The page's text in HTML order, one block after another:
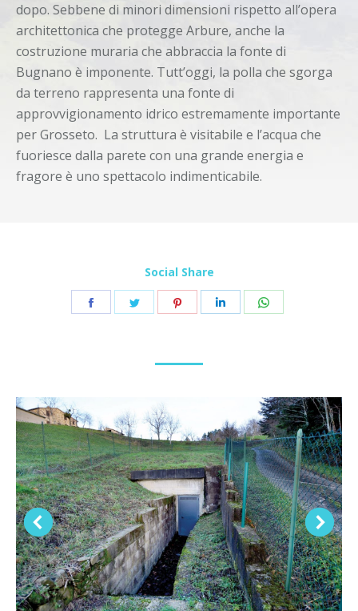
dopo. Sebbene di minori dimensioni rispetto all’opera
architettonica che protegge Arbure, anche la
costruzione muraria che abbraccia la fonte di
Bugnano è imponente. Tutt’oggi, la polla che sgorga
da terreno rappresenta una fonte di
approvvigionamento idrico estremamente importante
per Grosseto. La struttura è visitabile e l’acqua che
fuoriesce dalla parete con una grande energia e
fragore è uno spettacolo indimenticabile.
Social Share
Condividi Condividi Condividi Condividi